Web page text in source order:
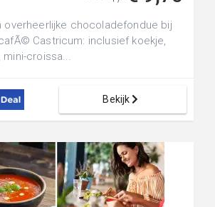
overheerlijke chocoladefondue bij
Castricum: inclusief koekje,
croissa...
Bekijk